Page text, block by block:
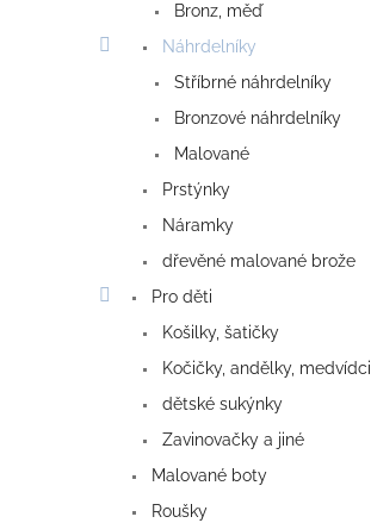
Bronz, měď
Náhrdelníky
Stříbrné náhrdelníky
Bronzové náhrdelníky
Malované
Prstýnky
Náramky
dřevěné malované brože
Pro děti
Košilky, šatičky
Kočičky, andělky, medvídci
dětské sukýnky
Zavinovačky a jiné
Malované boty
Roušky